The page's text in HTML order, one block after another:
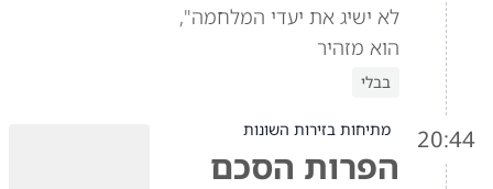
לא ישיג את יעדי המלחמה",
הוא מזהיר
בבלי
20:44 מתיחות בזירות השונות
הפרות הסכם